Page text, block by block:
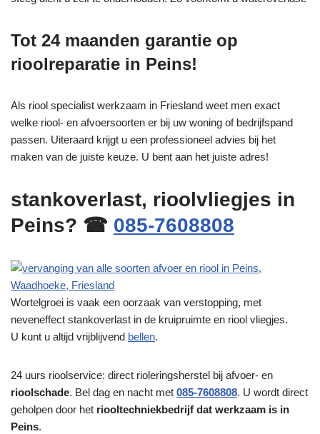
Tot 24 maanden garantie op
rioolreparatie in Peins!
Als riool specialist werkzaam in Friesland weet men exact
welke riool- en afvoersoorten er bij uw woning of bedrijfspand
passen. Uiteraard krijgt u een professioneel advies bij het
maken van de juiste keuze. U bent aan het juiste adres!
stankoverlast, rioolvliegjes in
Peins? ☎ 085-7608808
Wortelgroei is vaak een oorzaak van verstopping, met
neveneffect stankoverlast in de kruipruimte en riool vliegjes.
U kunt u altijd vrijblijvend bellen.
24 uurs rioolservice: direct rioleringsherstel bij afvoer- en
rioolschade. Bel dag en nacht met 085-7608808. U wordt direct
geholpen door het riooltechniekbedrijf dat werkzaam is in
Peins.